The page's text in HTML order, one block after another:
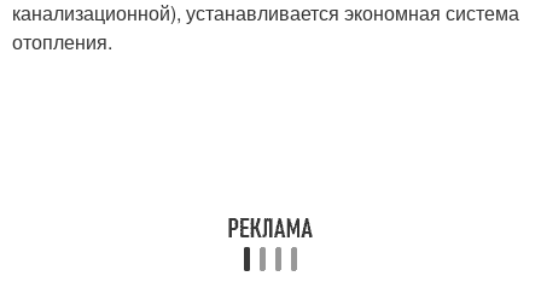
канализационной), устанавливается экономная система
отопления.